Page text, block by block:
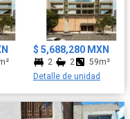
y estilo en perfecta
$ 5,688,280 MXN
2 2
59m²
Detalle de unidad